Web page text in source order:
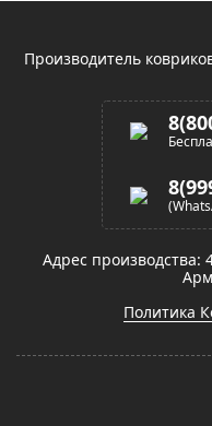
Производитель
Адрес производства:
Политика